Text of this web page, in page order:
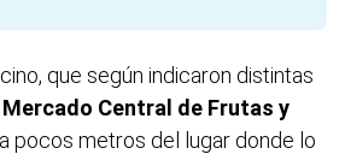
que según indicaron distintas
Mercado Central de Frutas y
pocos metros del lugar donde lo